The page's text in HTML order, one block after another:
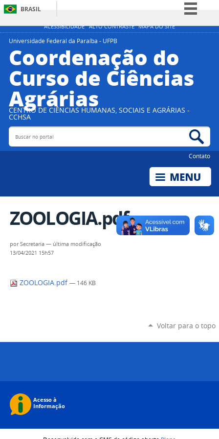
ACESSIBILIDADE ALTO CONTRASTE MAPA DO SITE
BRASIL
Simplifique!
Participe
Acesso à informação
Legislação
Universidade Federal da Paraíba - UFPB
Coordenação do
Curso de Ciências
Agrárias
CENTRO DE CIÊNCIAS HUMANAS, SOCIAIS E AGRÁRIAS -
CCHSA
Buscar no portal
Contato
ZOOLOGIA.pdf
porSecretaria — última modificação
13/04/2021 15h57
ZOOLOGIA.pdf — 146 KB
Voltar para o topo